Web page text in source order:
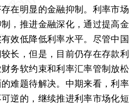
在明显的金融抑制。利率市场
，推进金融深化，通过提高金
效低降低利率水平。尽管中国
长，但是，目前仍存在存款利
务软约束和利率汇率管制放松
难题待解决。中期来看，利率
逆的，继续推进利率市场化短